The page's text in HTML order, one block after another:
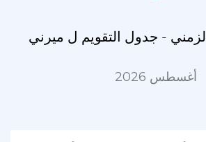
- جدول التقويم ل ميرني
أغسطس 2026